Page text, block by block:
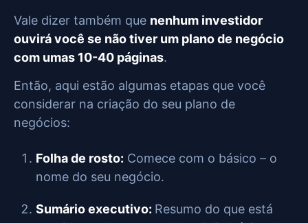
Vale dizer também que nenhum investidor
ouvirá você se não tiver um plano de negócio
com umas 10-40 páginas.
Então, aqui estão algumas etapas que você
considerar na criação do seu plano de
negócios:
Folha de rosto: Comece com o básico – o
nome do seu negócio.
Sumário executivo: Resumo do que está